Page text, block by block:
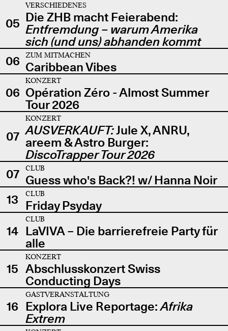
05
VERSCHIEDENES
Die ZHB macht Feierabend:
Entfremdung – warum Amerika
sich (und uns) abhanden kommt
06
ZUM MITMACHEN
Caribbean Vibes
06
KONZERT
Opération Zéro - Almost Summer
Tour 2026
07
KONZERT
AUSVERKAUFT:Jule X, ANRU,
areem & Astro Burger:
DiscoTrapper Tour 2026
07
CLUB
Guess who's Back?! w/ Hanna Noir
13
CLUB
Friday Psyday
14
CLUB
LaVIVA – Die barrierefreie Party für
alle
15
KONZERT
Abschlusskonzert Swiss
Conducting Days
16
GASTVERANSTALTUNG
Explora Live Reportage:Afrika
Extrem